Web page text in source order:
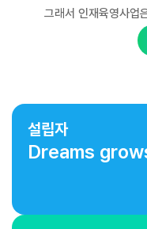
그래서 인재육영사업
설립자
Dreams